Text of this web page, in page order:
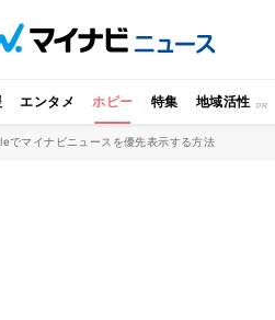
エンタメ ホビー 特集 地域活性
でマイナビニュースを優先表示する方法